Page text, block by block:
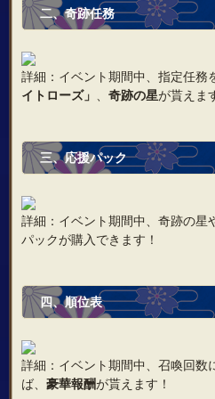
二、奇跡任務
詳細：イベント期間中、指定任務
イトローズ」 、 奇跡の星が貰えま
三、応援パック
詳細：イベント期間中、奇跡の星
パックが購入できます！
四、順位表
詳細：イベント期間中、召喚回数
ば、 豪華報酬が貰えます！